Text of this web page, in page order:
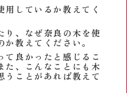
用しているか教えてく
り、なぜ奈良の木を使
教えてください。
て良かったと感じるこ
た、こんなことにも木
うことがあれば教えて